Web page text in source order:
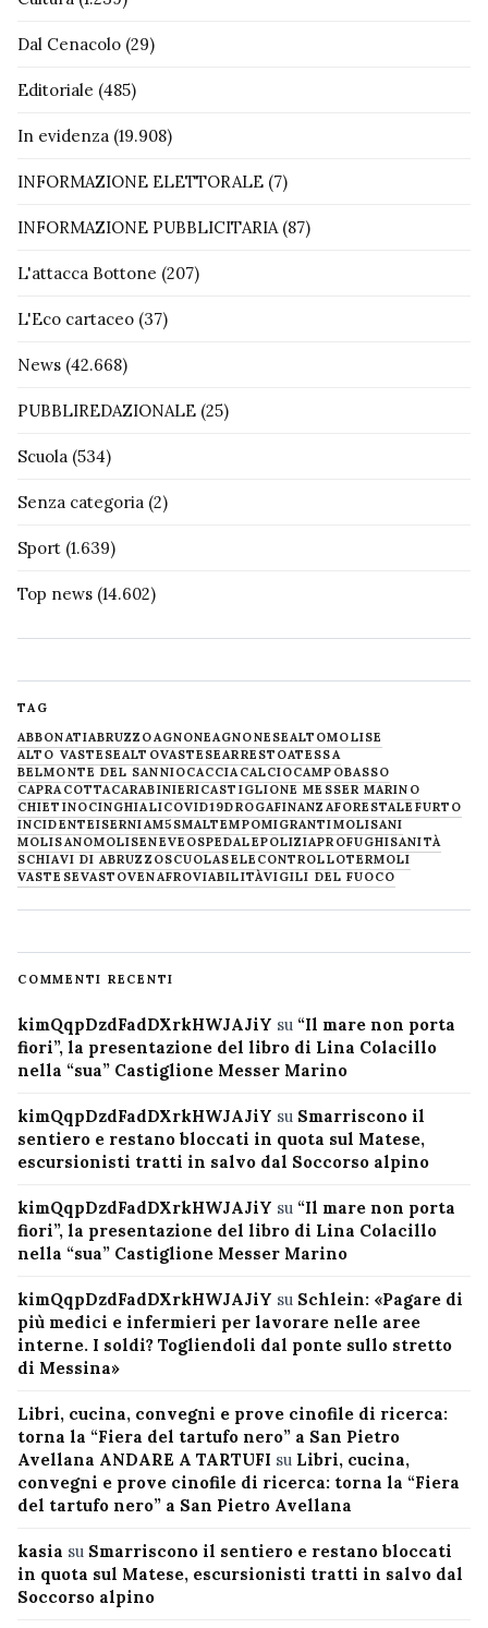
Dal Cenacolo (29)
Editoriale (485)
In evidenza (19.908)
INFORMAZIONE ELETTORALE (7)
INFORMAZIONE PUBBLICITARIA(87)
L'attacca Bottone (207)
L'Eco cartaceo (37)
News (42.668)
PUBBLIREDAZIONALE (25)
Scuola (534)
Senza categoria (2)
Sport (1.639)
Top news (14.602)
TAG
ABBONATIABRUZZOAGNONEAGNONESEALTOMOLISE
ALTO VASTESEALTOVASTESEARRESTOATESSA
BELMONTE DEL SANNIOCACCIACALCIOCAMPOBASSO
CAPRACOTTACARABINIERICASTIGLIONE MESSER MARINO
CHIETINOCINGHIALICOVID19DROGAFINANZAFORESTALE FURTO
INCIDENTEISERNIAM5SMALTEMPOMIGRANTIMOLISANI
MOLISANOMOLISENEVE OSPEDALEPOLIZIAPROFUGHISANITÀ
SCHIAVI DI ABRUZZOSCUOLASELECONTROLLOTERMOLI
VASTESEVASTOVENAFROVIABILITÀVIGILI DEL FUOCO
COMMENTI RECENTI
kimQqpDzdFadDXrkHWJAJiY su “Il mare non porta
fiori”, la presentazione del libro di Lina Colacillo
nella “sua” Castiglione Messer Marino
kimQqpDzdFadDXrkHWJAJiY su Smarriscono il
sentiero e restano bloccati in quota sul Matese,
escursionisti tratti in salvo dal Soccorso alpino
kimQqpDzdFadDXrkHWJAJiY su “Il mare non porta
fiori”, la presentazione del libro di Lina Colacillo
nella “sua” Castiglione Messer Marino
kimQqpDzdFadDXrkHWJAJiY su Schlein: «Pagare di
più medici e infermieri per lavorare nelle aree
interne. I soldi? Togliendoli dal ponte sullo stretto
di Messina»
Libri, cucina, convegni e prove cinofile di ricerca:
torna la “Fiera del tartufo nero” a San Pietro
Avellana ANDARE A TARTUFI su Libri, cucina,
convegni e prove cinofile di ricerca: torna la “Fiera
del tartufo nero” a San Pietro Avellana
kasia su Smarriscono il sentiero e restano bloccati
in quota sul Matese, escursionisti tratti in salvo dal
Soccorso alpino